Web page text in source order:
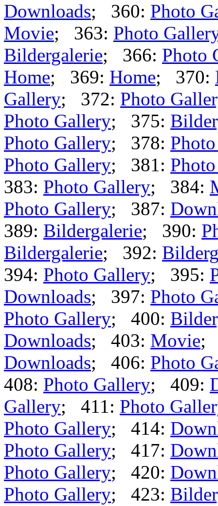
Downloads; 360: Photo
Movie; 363: Photo
Bildergalerie; 366: Photo
Home; 369: Home; 370:
Gallery; 372: Photo
Photo Gallery; 375:
Photo Gallery; 378:
Photo Gallery; 381:
383: Photo Gallery; 384:
Photo Gallery; 387:
389: Bildergalerie; 390:
Bildergalerie; 392:
394: Photo Gallery; 395:
Downloads; 397: Photo
Photo Gallery; 400:
Downloads; 403: Movie;
Downloads; 406: Photo
408: Photo Gallery; 409:
Gallery; 411: Photo
Photo Gallery; 414:
Photo Gallery; 417:
Photo Gallery; 420:
Photo Gallery; 423: